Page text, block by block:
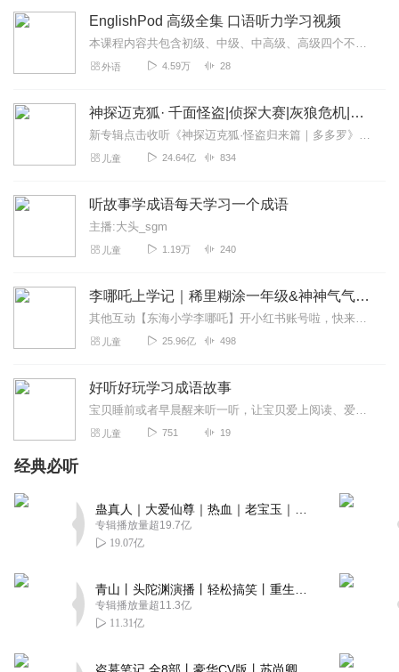
EnglishPod 高级全集 口语听力学习视频
本课程内容共包含初级、中级、中高级、高级四个不同级别的内容，共365集，制作了英文字幕纯字幕视频，双语字幕纯字幕视频，双语字幕PDF文件，如需获取全套内容
外语 4.59万 28
神探迈克狐· 千面怪盗|侦探大赛|灰狼危机|多多罗
新专辑点击收听《神探迈克狐·怪盗归来篇｜多多罗》！！！>>>点击进入主播橱窗购买《神探迈克狐》系列图书吧!<<<多多罗故事【点击前往】收听多多罗其他好玩有趣的故...
儿童 24.64亿 834
听故事学成语每天学习一个成语
主播:大头_sgm
儿童 1.19万 240
李哪吒上学记｜稀里糊涂一年级&神神气气二年级
其他互动【东海小学李哪吒】开小红书账号啦，快来关注和李哪吒成为好朋友！有机会免费领儿童会员、官方周边！【点击加入】东海小学广播站圈子，更多互动！李哪吒全新冒险番...
儿童 25.96亿 498
好听好玩学习成语故事
宝贝睡前或者早晨醒来听一听，让宝贝爱上阅读、爱上历史文化，儿童读物、适合3-6岁、6-10岁宝贝听。
儿童 751 19
经典必听
专辑播放量超19.7亿
19.07亿
专辑播放量超11.3亿
11.31亿